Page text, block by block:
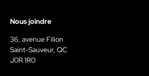
Nous joindre
36, avenue Filion
Saint-Sauveur, QC
J0R 1R0